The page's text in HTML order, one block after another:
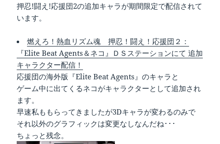
押忍!闘え!応援団2の追加キャラが期間限定で配信されて
います。
燃えろ！熱血リズム魂 押忍！闘え！応援団２：
『Elite Beat Agents＆ネコ』ＤＳステーションにて 追加
キャラクター配信！
応援団の海外版『Elite Beat Agents』のキャラと
ゲーム中に出てくるネコがキャラクターとして追加され
ます。
早速私ももらってきましたが3Dキャラが変わるのみで
それ以外のグラフィックは変更なしなんだね･･･
ちょっと残念。